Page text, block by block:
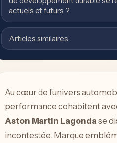
actuels et futurs ?
Articles similaires
Au cœur de l’univers
performance cohabitent
Aston Martin Lagonda se
incontestée. Marque